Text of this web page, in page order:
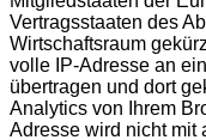
Vertragsstaaten des
Wirtschaftsraum
volle IP-Adresse an
übertragen und dort
Analytics von Ihrem
Adresse wird nicht mit